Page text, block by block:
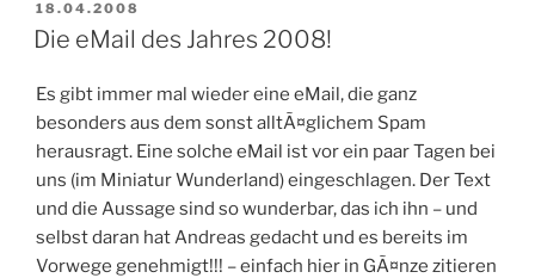
VERÖFFENTLICHT
AM
18.04.2008
Die eMail des Jahres 2008!
Es gibt immer mal wieder eine eMail, die ganz
besonders aus dem sonst alltÃ¤glichem Spam
herausragt. Eine solche eMail ist vor ein paar Tagen bei
uns (im Miniatur Wunderland) eingeschlagen. Der Text
und die Aussage sind so wunderbar, das ich ihn – und
selbst daran hat Andreas gedacht und es bereits im
Vorwege genehmigt!!! – einfach hier in GÃ¤nze zitieren